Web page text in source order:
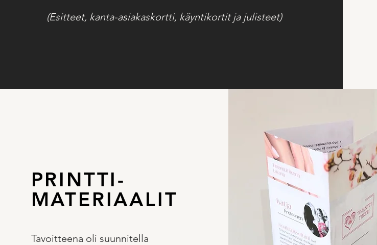
(Esitteet, kanta-asiakaskortti, käyntikortit ja julisteet)
PRINTTI-
MATERIAALIT
Tavoitteena oli suunnitella